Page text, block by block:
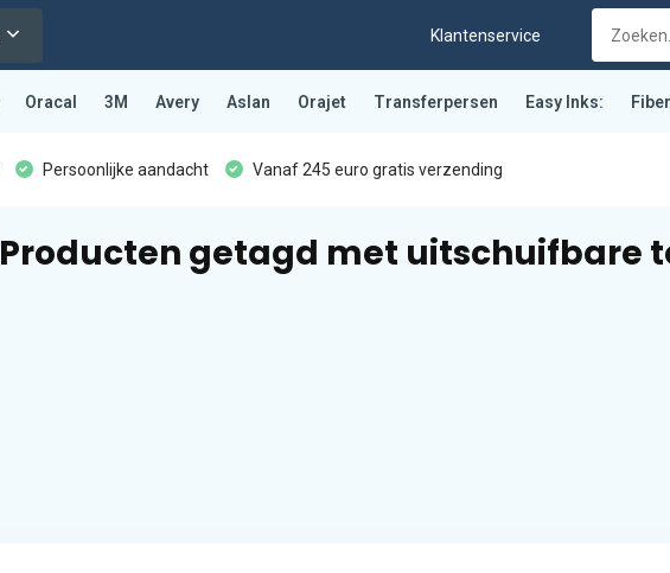
Klantenservice
Oracal 3M Avery Aslan Orajet Transferpersen Easy Inks:
Persoonlijke aandacht Vanaf 245 euro gratis verzending
Producten getagd met uitschuifbare